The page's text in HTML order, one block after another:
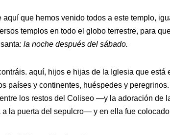
aquí que hemos venido todos a este templo,
templos en todo el globo terrestre, para
la noche después del sábado.
aquí, hijos e hijas de la Iglesia que
países y continentes, huéspedes y
entre los restos del Coliseo —y la adoración de
a la puerta del sepulcro— y en ella fue